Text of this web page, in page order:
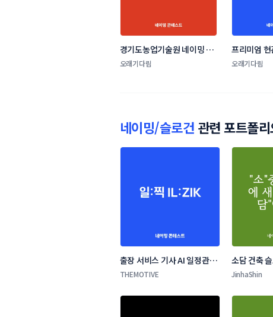
경기도농업기술원 네이밍 콘
테스트
오래기다림
프리미엄 현
드 네이밍 콘
오래기다림
네이밍/슬로건 관련 포트폴
출장 서비스 기사 AI 일정관리
앱 네이밍 콘테스트
THEMOTIVE
소담 건축
JinhaShin